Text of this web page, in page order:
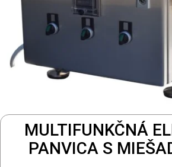
MULTIFUNKČNÁ
PANVICA S